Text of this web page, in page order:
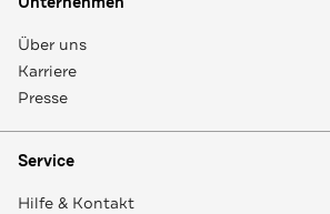
Über uns
Karriere
Presse
Service
Hilfe & Kontakt